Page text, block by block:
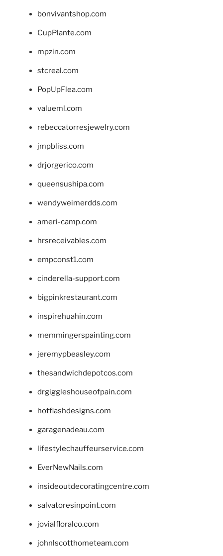
bonvivantshop.com
CupPlante.com
mpzin.com
stcreal.com
PopUpFlea.com
valueml.com
rebeccatorresjewelry.com
jmpbliss.com
drjorgerico.com
queensushipa.com
wendyweimerdds.com
ameri-camp.com
hrsreceivables.com
empconst1.com
cinderella-support.com
bigpinkrestaurant.com
inspirehuahin.com
memmingerspainting.com
jeremypbeasley.com
thesandwichdepotcos.com
drgiggleshouseofpain.com
hotflashdesigns.com
garagenadeau.com
lifestylechauffeurservice.com
EverNewNails.com
insideoutdecoratingcentre.com
salvatoresinpoint.com
jovialfloralco.com
johnlscotthometeam.com